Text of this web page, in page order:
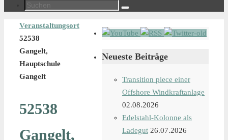
Suchen
Suchen
Start
Veranstaltungsort
52538
Gangelt,
Hauptschule
Gangelt
52538
Gangelt,
Neueste Beiträge
Transition piece einer
Offshore Windkraftanlage
02.08.2026
Edelstahl-Kolonne als
Ladegut 26.07.2026